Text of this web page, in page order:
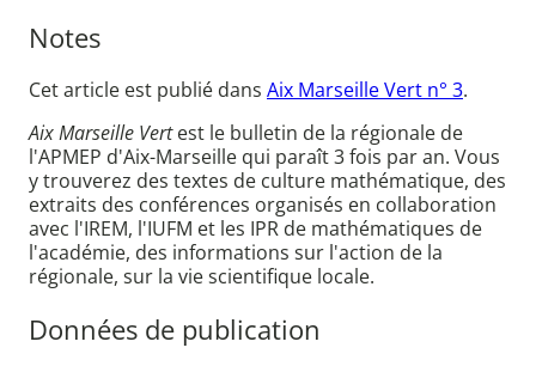
Notes
Cet article est publié dans Aix Marseille Vert n° 3.
Aix Marseille Vertest le bulletin de la régionale de
l'APMEP d'Aix-Marseille qui paraît 3 fois par an. Vous
y trouverez des textes de culture mathématique, des
extraits des conférences organisés en collaboration
avec l'IREM, l'IUFM et les IPR de mathématiques de
l'académie, des informations sur l'action de la
régionale, sur la vie scientifique locale.
Données de publication